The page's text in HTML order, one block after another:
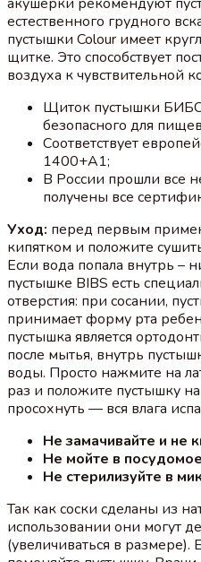
естественного грудного
пустышки Colour имеет
щитке. Это способствует
воздуха к чувствительной
Щиток пустышки БИБС
безопасного для
Соответствует
1400+A1;
В России прошли все
получены все
Уход: перед первым
кипятком и положите
Если вода попала внутрь –
пустышке BIBS есть
отверстия: при сосании,
принимает форму рта
пустышка является
после мытья, внутрь
воды. Просто нажмите на
раз и положите пустышку
просохнуть — вся влага
Не замачивайте и не
Не мойте в
Не стерилизуйте в
Так как соски сделаны из
использовании они могут
(увеличиваться в